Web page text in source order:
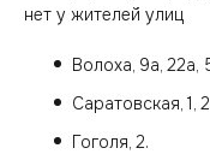
нет у жителей улиц
‎Волоха, 9а, 22а,
Саратовская, 1,
‎Гоголя, 2.